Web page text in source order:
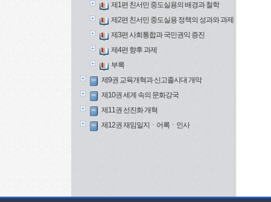
제1편 친서민 중도실용의 배경과 철학
제2편 친서민 중도실용 정책의 성과와 과제
제3편 사회통합과 국민권익 증진
제4편 향후 과제
부록
제9권 교육개혁과 신고졸시대 개막
제10권 세계 속의 문화강국
제11권 선진화 개혁
제12권 재임일지ㆍ어록ㆍ인사